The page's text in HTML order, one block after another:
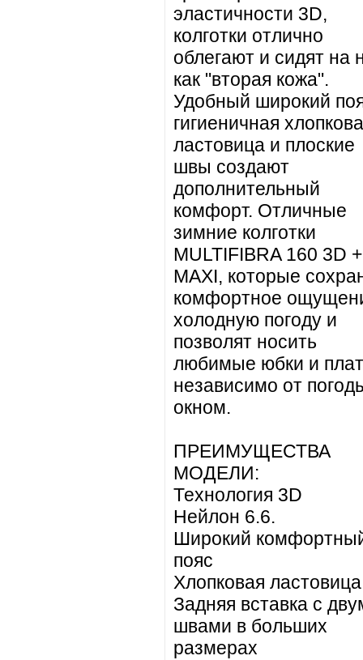
эластичности 3D,
колготки отлично
облегают и сидят на
как "вторая кожа".
Удобный широкий
гигиеничная
ластовица и плоские
швы создают
дополнительный
комфорт. Отличные
зимние колготки
MULTIFIBRA 160 3D +
MAXI, которые
комфортное
холодную погоду и
позволят носить
любимые юбки и
независимо от
окном.
ПРЕИМУЩЕСТВА
МОДЕЛИ:
Технология 3D
Нейлон 6.6.
Широкий
пояс
Хлопковая ластовица
Задняя вставка с
швами в больших
размерах